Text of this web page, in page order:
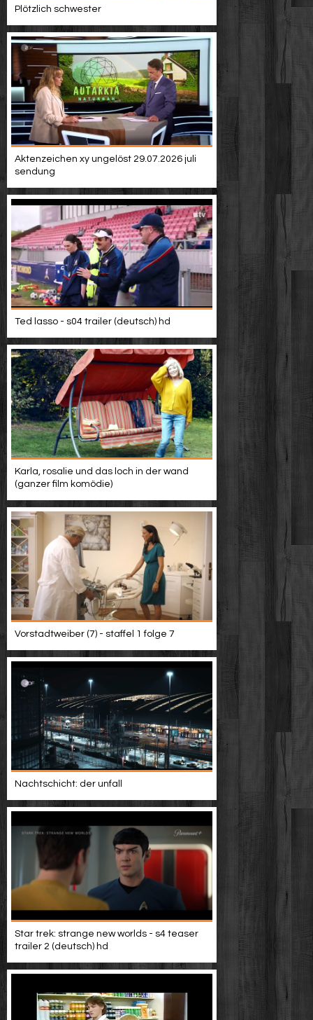
Plötzlich schwester
Aktenzeichen xy ungelöst 29.07.2026 juli
sendung
Ted lasso - s04 trailer (deutsch) hd
Karla, rosalie und das loch in der wand
(ganzer film komödie)
Vorstadtweiber (7) - staffel 1 folge 7
Nachtschicht: der unfall
Star trek: strange new worlds - s4 teaser
trailer 2 (deutsch) hd